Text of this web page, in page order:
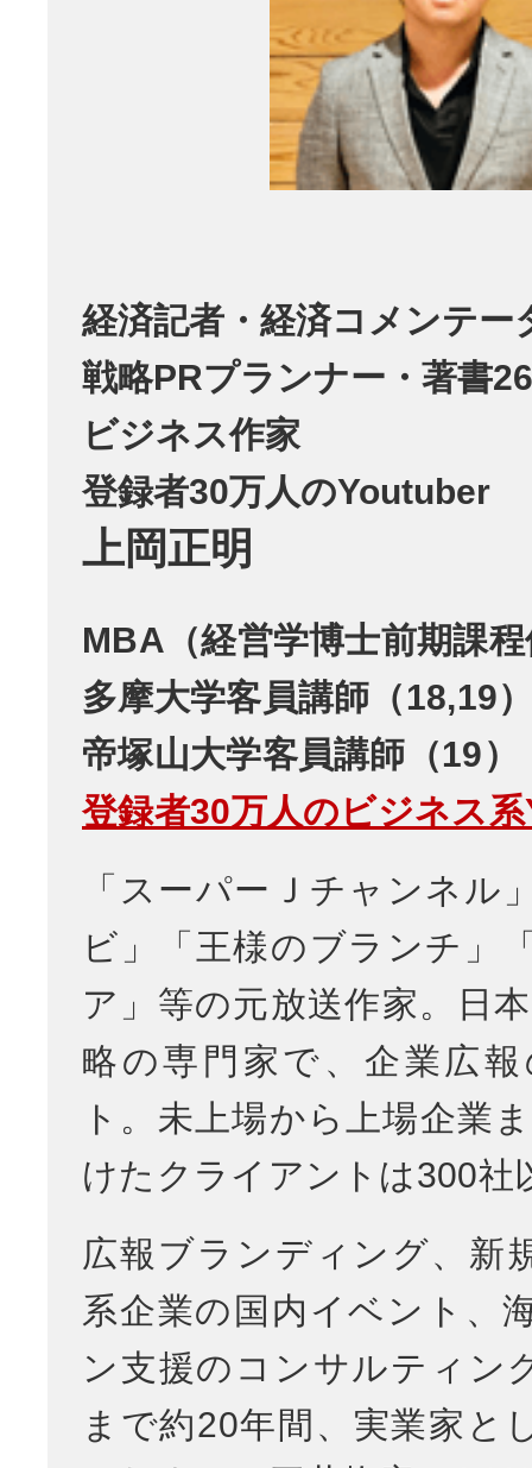
経済記者・経済コメンテー
戦略PRプランナー・著書
ビジネス作家
登録者30万人のYoutuber
上岡正明
MBA（経営学博士前期課
多摩大学客員講師（18,19
帝塚山大学客員講師（19）
登録者30万人のビジネス
「スーパーＪチャンネル
ビ」「王様のブランチ」
ア」等の元放送作家。日
略の専門家で、企業広
ト。未上場から上場企業
けたクライアントは300社
広報ブランディング、新
系企業の国内イベント、
ン支援のコンサルティン
まで約20年間、実業家と